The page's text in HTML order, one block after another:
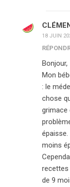
18 JUIN
Bonjour,
Mon
: le
chose
grimace
épaisse.
moins
recettes
de 9